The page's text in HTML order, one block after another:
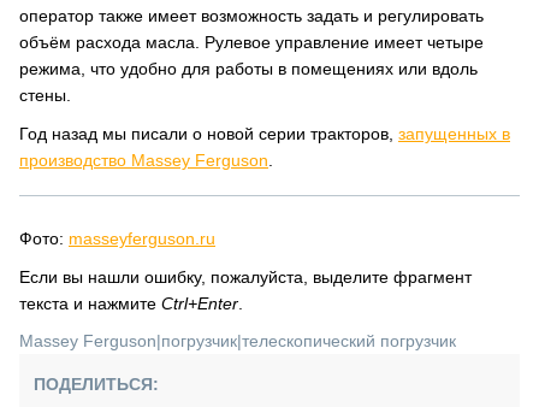
оператор также имеет возможность задать и регулировать
объём расхода масла. Рулевое управление имеет четыре
режима, что удобно для работы в помещениях или вдоль
стены.
Год назад мы писали о новой серии тракторов, запущенных в
производство Massey Ferguson
Фото: masseyferguson.ru
Если вы нашли ошибку, пожалуйста, выделите фрагмент
текста и нажмите Ctrl+Enter
Massey Ferguson|погрузчик|телескопический погрузчик
ПОДЕЛИТЬСЯ: